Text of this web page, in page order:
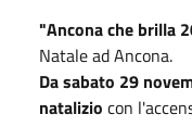
"Ancona che brilla
Natale ad Ancona.
Da sabato 29
natalizio con